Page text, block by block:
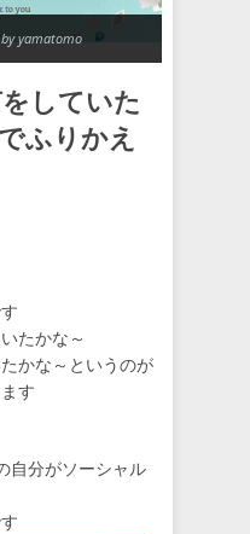
by yamatomo
していた
ふりかえ
たかな～
かな～というのが
す
自分がソーシャル